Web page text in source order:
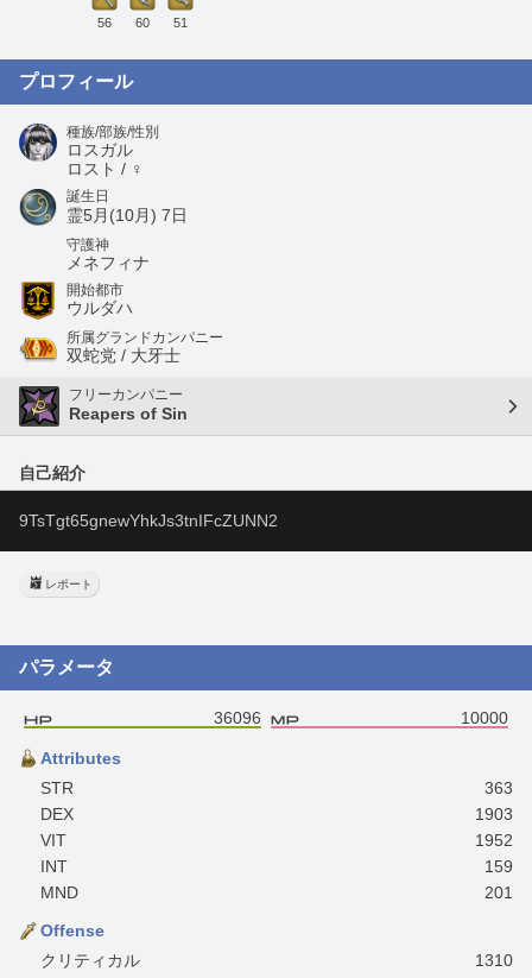
56 60 51
プロフィール
種族/部族/性別
ロスガル
ロスト / ♀
誕生日
霊5月(10月) 7日
守護神
メネフィナ
開始都市
ウルダハ
所属グランドカンパニー
双蛇党 / 大牙士
フリーカンパニー
Reapers of Sin
自己紹介
9TsTgt65gnewYhkJs3tnIFcZUNN2
レポート
パラメータ
36096 10000
Attributes
STR
363
DEX
1903
VIT
1952
INT
159
MND
201
Offense
クリティカル
1310